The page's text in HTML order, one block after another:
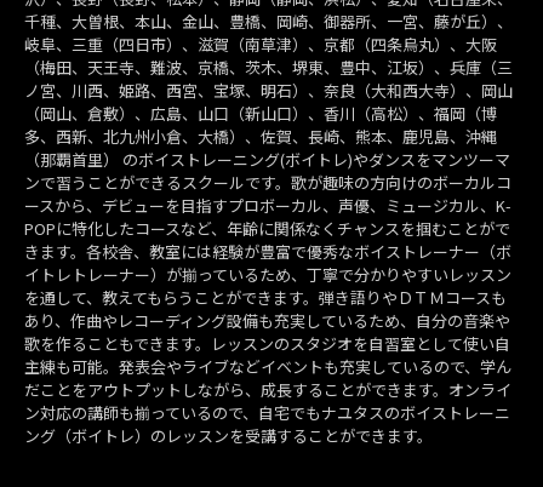
千種、大曽根、本山、金山、豊橋、岡崎、御器所、一宮、藤が丘）、
岐阜、三重（四日市）、滋賀（南草津）、京都（四条烏丸）、大阪
（梅田、天王寺、難波、京橋、茨木、堺東、豊中、江坂）、兵庫（三
ノ宮、川西、姫路、西宮、宝塚、明石）、奈良（大和西大寺）、岡山
（岡山、倉敷）、広島、山口（新山口）、香川（高松）、福岡（博
多、西新、北九州小倉、大橋）、佐賀、長崎、熊本、鹿児島、沖縄
（那覇首里） のボイストレーニング(ボイトレ)やダンスをマンツーマ
ンで習うことができるスクールです。歌が趣味の方向けのボーカルコ
ースから、デビューを目指すプロボーカル、声優、ミュージカル、K-
POPに特化したコースなど、年齢に関係なくチャンスを掴むことがで
きます。各校舎、教室には経験が豊富で優秀なボイストレーナー（ボ
イトレトレーナー）が揃っているため、丁寧で分かりやすいレッスン
を通して、教えてもらうことができます。弾き語りやＤＴＭコースも
あり、作曲やレコーディング設備も充実しているため、自分の音楽や
歌を作ることもできます。レッスンのスタジオを自習室として使い自
主練も可能。発表会やライブなどイベントも充実しているので、学ん
だことをアウトプットしながら、成長することができます。オンライ
ン対応の講師も揃っているので、自宅でもナユタスのボイストレーニ
ング（ボイトレ）のレッスンを受講することができます。